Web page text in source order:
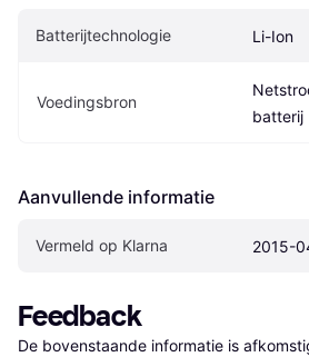
Batterijtechnologie Li-Ion
Voedingsbron
batterij
Aanvullende informatie
Vermeld op Klarna 2015-
Feedback
De bovenstaande informatie is